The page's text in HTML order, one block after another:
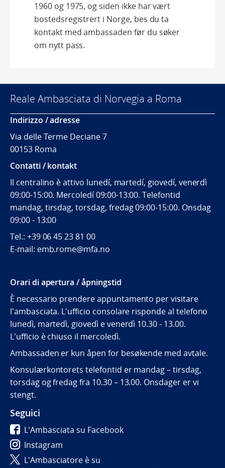
1960 og 1975, og siden ikke har vært
bostedsregistrert i Norge, bes du ta
kontakt med ambassaden før du søker
om nytt pass.
Reale Ambasciata di Norvegia a Roma
Indirizzo / adresse
Via delle Terme Deciane 7
00153 Roma
Contatti / kontakt
Il centralino è attivo lunedí, martedí, giovedí, venerdì
09:00-15:00. Mercoledí 09:00-13:00. Telefontid
mandag, tirsdag, torsdag, fredag 09:00-15:00. Onsdag
09:00 - 13:00
Tel.: +39 06 45 23 81 00
E-mail: emb.rome@mfa.no
Orari di apertura / åpningstid
È necessario prendere appuntamento per visitare
l'ambasciata. L'ufficio consolare risponde al telefono
lunedì, martedì, giovedì e venerdì 10.30 - 13.00.
L'ufficio è chiuso il mercoledì.
Ambassaden er kun åpen for besøkende med avtale.
Konsulærkontorets telefontid er mandag – tirsdag,
torsdag og fredag fra 10.30 – 13.00. Onsdager er vi
stengt.
Seguici
L'Ambasciata su Facebook
Instagram
L'Ambasciatore è su